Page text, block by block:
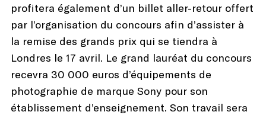
profitera également d’un billet aller-retour offert
par l’organisation du concours afin d’assister à
la remise des grands prix qui se tiendra à
Londres le 17 avril. Le grand lauréat du concours
recevra 30 000 euros d’équipements de
photographie de marque Sony pour son
établissement d’enseignement. Son travail sera